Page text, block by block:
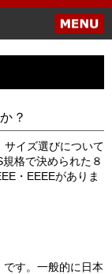
？
サイズ選びについて
格で決められた８
・EEEEがありま
す。一般的に日本